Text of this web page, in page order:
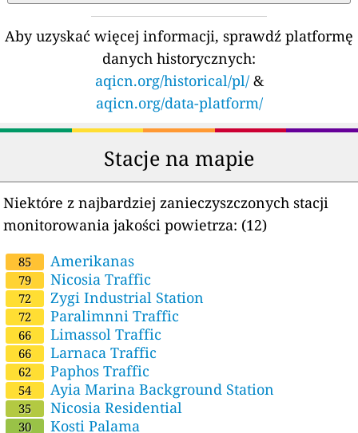
Aby uzyskać więcej informacji, sprawdź platformę
danych historycznych:
aqicn.org/historical/pl/&
aqicn.org/data-platform/
Stacje na mapie
Niektóre z najbardziej zanieczyszczonych stacji
monitorowania jakości powietrza: (12)
85 Amerikanas
79 Nicosia Traffic
72 Zygi Industrial Station
72 Paralimnni Traffic
66 Limassol Traffic
66 Larnaca Traffic
62 Paphos Traffic
54 Ayia Marina Background Station
35 Nicosia Residential
30 Kosti Palama